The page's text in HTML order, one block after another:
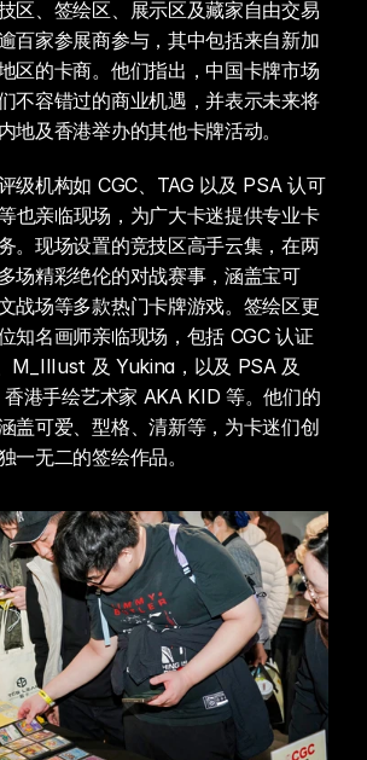
区、签绘区、展示区及藏家自由交易
百家参展商参与，其中包括来自新加
区的卡商。他们指出，中国卡牌市场
不容错过的商业机遇，并表示未来将
地及香港举办的其他卡牌活动。
级机构如 CGC、TAG 以及 PSA 认可
也亲临现场，为广大卡迷提供专业卡
。现场设置的竞技区高手云集，在两
场精彩绝伦的对战赛事，涵盖宝可
战场等多款热门卡牌游戏。签绘区更
知名画师亲临现场，包括 CGC 认证
M_IIIust 及 Yukina，以及 PSA 及
港手绘艺术家 AKA KID 等。他们的
盖可爱、型格、清新等，为卡迷们创
一无二的签绘作品。